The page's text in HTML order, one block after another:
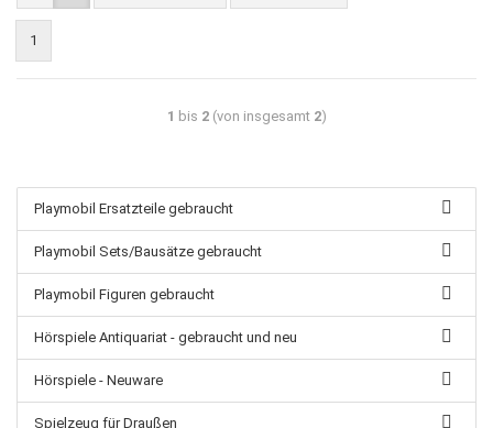
1
1 bis 2(von insgesamt 2)
Playmobil Ersatzteile gebraucht
Playmobil Sets/Bausätze gebraucht
Playmobil Figuren gebraucht
Hörspiele Antiquariat - gebraucht und neu
Hörspiele - Neuware
Spielzeug für Draußen